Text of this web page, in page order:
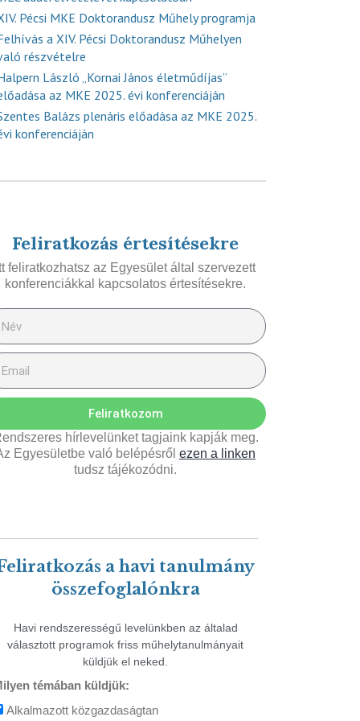
Pécsi MKE Doktorandusz Műhely programja
a XIV. Pécsi Doktorandusz Műhelyen
részvételre
László „Kornai János életműdíjas”
az MKE 2025. évi konferenciáján
Balázs plenáris előadása az MKE 2025.
konferenciáján
Feliratkozás értesítésekre
feliratkozhatsz az Egyesület által szervezett
konferenciákkal kapcsolatos értesítésekre.
Feliratkozom
hírlevelünket tagjaink kapják meg.
Egyesületbe való belépésről ezen a linken
tudsz tájékozódni.
a havi tanulmány
összefoglalónkra
Havi rendszerességű levelünkben az általad
választott programok friss műhelytanulmányait
küldjük el neked.
témában küldjük:
Alkalmazott közgazdaságtan